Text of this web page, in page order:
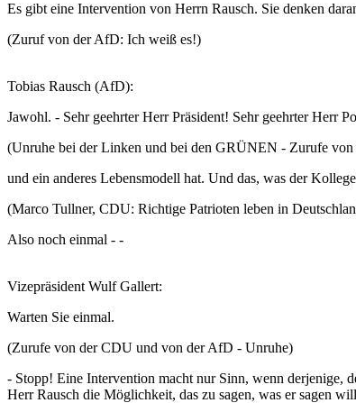
Es gibt eine Intervention von Herrn Rausch. Sie denken
(Zuruf von der AfD: Ich weiß es!)
Tobias Rausch (AfD):
Jawohl. - Sehr geehrter Herr Präsident! Sehr geehrter Herr
(Unruhe bei der Linken und bei den GRÜNEN - Zurufe
und ein anderes Lebensmodell hat. Und das, was der
(Marco Tullner, CDU: Richtige Patrioten leben in
Also noch einmal - -
Vizepräsident Wulf Gallert:
Warten Sie einmal.
(Zurufe von der CDU und von der AfD - Unruhe)
- Stopp! Eine Intervention macht nur Sinn, wenn derjenige,
Herr Rausch die Möglichkeit, das zu sagen, was er sagen